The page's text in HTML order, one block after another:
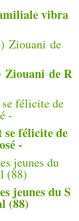
vibra
Ziouani de R
félicite de
-
jeunes du S
(88)